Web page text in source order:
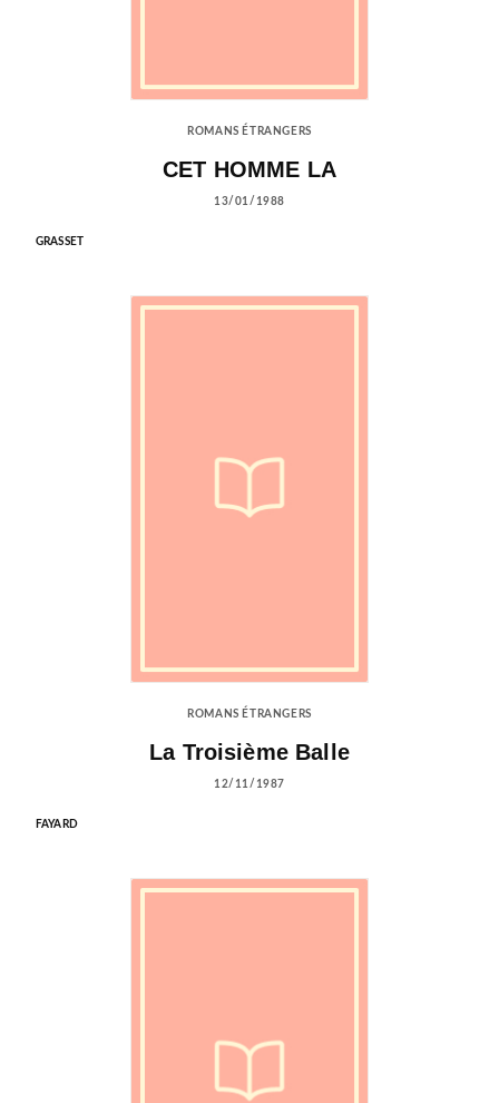
ROMANS ÉTRANGERS
CET HOMME LA
13/01/1988
GRASSET
ROMANS ÉTRANGERS
La Troisième Balle
12/11/1987
FAYARD